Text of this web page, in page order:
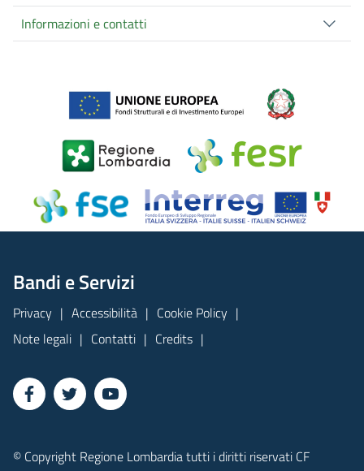
Informazioni e contatti
Bandi e Servizi
Privacy Accessibilità
Cookie Policy
Note legali
Contatti Credits
© Copyright Regione Lombardia tutti i diritti riservati CF